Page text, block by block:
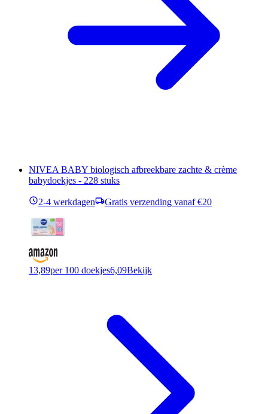
NIVEA BABY biologisch afbreekbare zachte & crème
babydoekjes - 228 stuks
2-4 werkdagen Gratis verzending vanaf €20
13,89per 100 doekjes6,09Bekijk